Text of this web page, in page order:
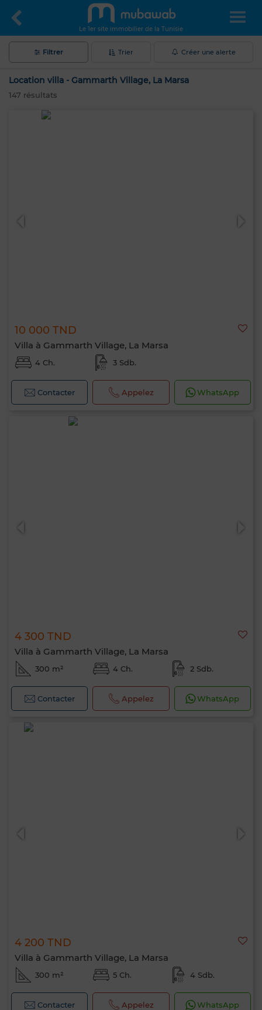
Le 1er site immobilier de la Tunisie
Filtrer Trier Créer une alerte
Location villa - Gammarth Village, La Marsa
147 résultats
10 000 TND
Villa à Gammarth Village, La Marsa
4 Ch. 3 Sdb.
Contacter Appelez WhatsApp
4 300 TND
Villa à Gammarth Village, La Marsa
300 m² 4 Ch. 2 Sdb.
Contacter Appelez WhatsApp
4 200 TND
Villa à Gammarth Village, La Marsa
300 m² 5 Ch. 4 Sdb.
Contacter Appelez WhatsApp